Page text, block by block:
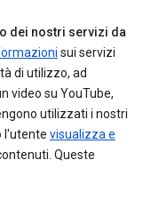
dei nostri servizi da
sui servizi
di utilizzo, ad
video su YouTube,
utilizzati i nostri
l'utente visualizza e
Queste